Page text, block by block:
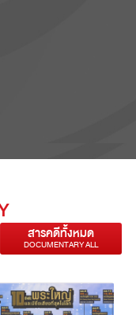
สารคดีทั้งหมด
DOCUMENTARY ALL